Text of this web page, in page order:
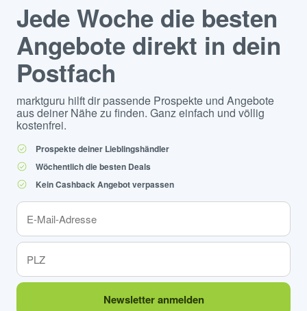
Jede Woche die besten
Angebote direkt in dein
Postfach
marktguru hilft dir passende Prospekte und Angebote
aus deiner Nähe zu finden. Ganz einfach und völlig
kostenfrei.
Prospekte deiner Lieblingshändler
Wöchentlich die besten Deals
Kein Cashback Angebot verpassen
Newsletter anmelden